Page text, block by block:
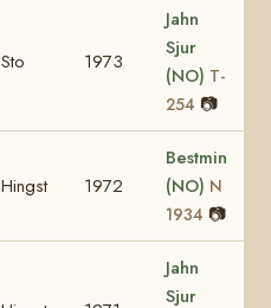
Sto 1973
Jahn
Sjur
(NO) T-
254 📷
Hingst 1972
Bestmin
(NO) N
1934 📷
Jahn
Sjur